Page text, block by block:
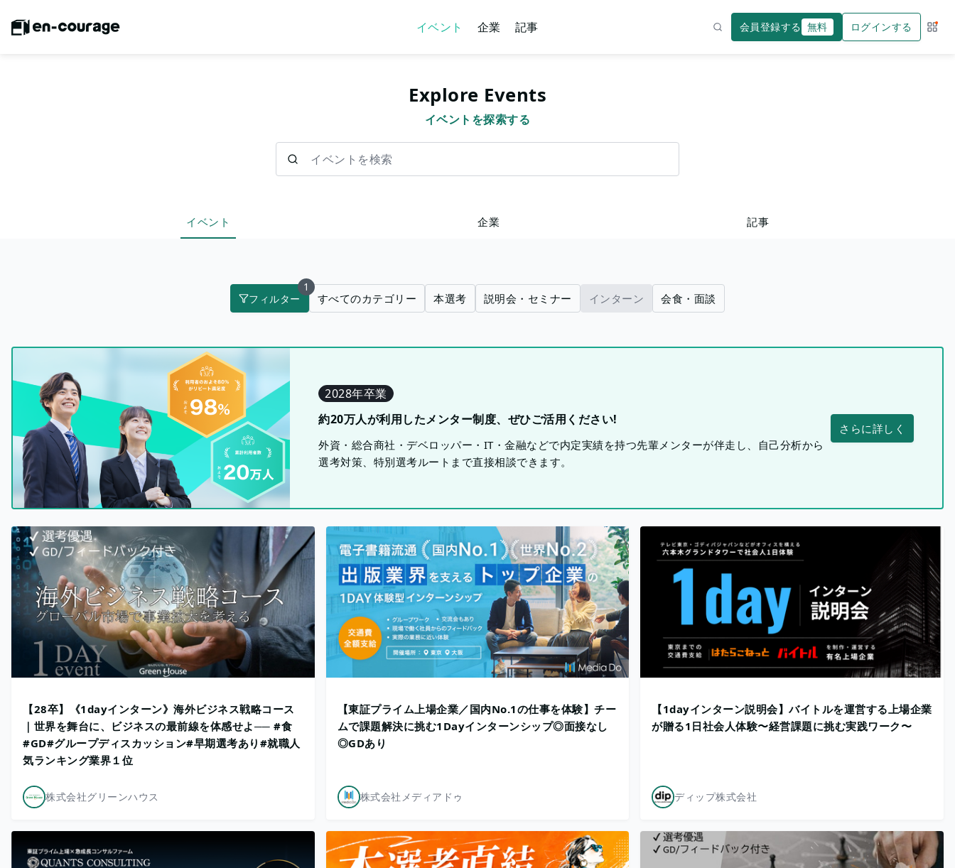
イベント 企業 記事 会員登録する 無料 ログインする サー
Explore Events
イベントを探索する
イベント 企業 記事
フィルター
1
すべてのカテゴリー 本選考 説明会・セミナー インターン 会食・面談
2028年卒業
約20万人が利用したメンター制度、ぜひご活用ください!
外資・総合商社・デベロッパー・IT・金融などで内定実績を持つ先輩メンターが伴走し、自己分析から
選考対策、特別選考ルートまで直接相談できます。
さらに詳しく
​【28卒】《1dayインターン》海外ビジネス戦略コース
｜世界を舞台に、ビジネスの最前線を体感せよ── #食
#GD#グループディスカッション#早期選考あり#就職人
気ランキング業界１位
株式会社グリーンハウス
【東証プライム上場企業／国内No.1の仕事を体験】チー
ムで課題解決に挑む1Dayインターンシップ◎面接なし
◎GDあり
株式会社メディアドゥ
【1dayインターン説明会】バイトルを運営する上場企業
が贈る1日社会人体験〜経営課題に挑む実践ワーク〜
ディップ株式会社